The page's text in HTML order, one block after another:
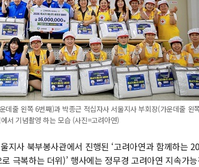
줄 왼쪽 6번째)과 박종근 적십자사 서울지사 부회장(가운데줄 왼
서 기념촬영 하는 모습 (사진=고려아연)
지사 북부봉사관에서 진행된 ‘고려아연과 함께하는
극복하는 더위)’ 행사에는 정무경 고려아연 지속가